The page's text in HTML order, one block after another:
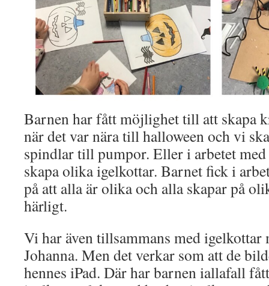
Barnen har fått möjlighet till att skapa
när det var nära till halloween och vi
spindlar till pumpor. Eller i arbetet
skapa olika igelkottar. Barnet fick i
på att alla är olika och alla skapar på
härligt.
Vi har även tillsammans med igelkottar
Johanna. Men det verkar som att de
hennes iPad. Där har barnen iallafall